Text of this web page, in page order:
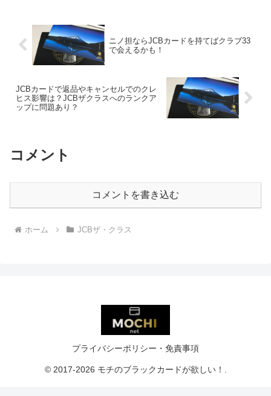
ニノ担ならJCBカードを持てばクラブ33
で会えるかも！
JCBカードで返品やキャンセルでのクレ
ヒス影響は？JCBザクラスへのランクア
ップに問題あり？
コメント
コメントを書き込む
ホーム JCBザ・クラス
プライバシーポリシー・免責事項
© 2017-2026 モチのブラックカードが欲しい！.